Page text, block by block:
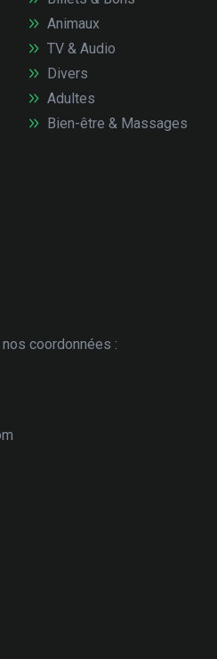
Animaux
TV & Audio
Divers
Adultes
Bien-être & Massages
coordonnées :